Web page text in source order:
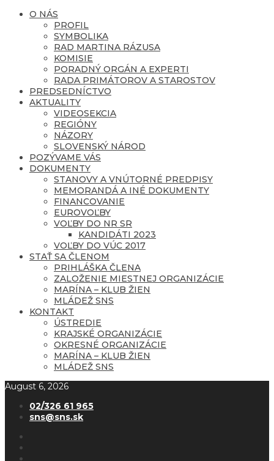
O NÁS
PROFIL
SYMBOLIKA
RAD MARTINA RÁZUSA
KOMISIE
PORADNÝ ORGÁN A EXPERTI
RADA PRIMÁTOROV A STAROSTOV
PREDSEDNÍCTVO
AKTUALITY
VIDEOSEKCIA
REGIÓNY
NÁZORY
SLOVENSKÝ NÁROD
POZÝVAME VÁS
DOKUMENTY
STANOVY A VNÚTORNÉ PREDPISY
MEMORANDÁ A INÉ DOKUMENTY
FINANCOVANIE
EUROVOĽBY
VOĽBY DO NR SR
KANDIDÁTI 2023
VOĽBY DO VÚC 2017
STAŤ SA ČLENOM
PRIHLÁŠKA ČLENA
ZALOŽENIE MIESTNEJ ORGANIZÁCIE
MARÍNA – KLUB ŽIEN
MLÁDEŽ SNS
KONTAKT
ÚSTREDIE
KRAJSKÉ ORGANIZÁCIE
OKRESNÉ ORGANIZÁCIE
MARÍNA – KLUB ŽIEN
MLÁDEŽ SNS
August 6, 2026
02/326 61 965
sns@sns.sk